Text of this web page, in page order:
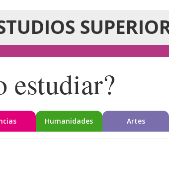
estudiar?
Humanidades Artes